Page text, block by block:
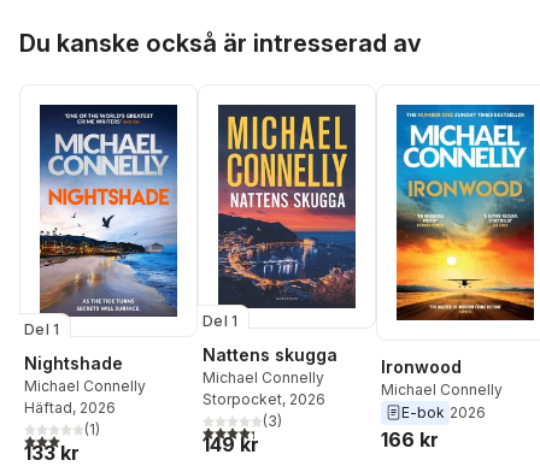
Du kanske också är intresserad av
Del 1
Nightshade
Michael Connelly
Häftad, 2026
3,0utav 5 stjärnor. Totalt antal röster:
(1)
133 kr
Del 1
Nattens skugga
Michael Connelly
Storpocket, 2026
4,3utav 5 stjärnor. Totalt antal röster:
(3)
149 kr
Ironwood
Michael Connelly
E-bok 2026
166 kr